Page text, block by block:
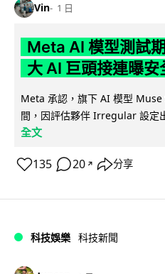
Vin 1 日
Meta AI 模型測試
大 AI 巨頭接連曝安
Meta 承認，旗下 AI 模型
間，因評估夥伴 Irregular 設定
全文
135 20 ↗ 分享
科技娛樂 科技新聞